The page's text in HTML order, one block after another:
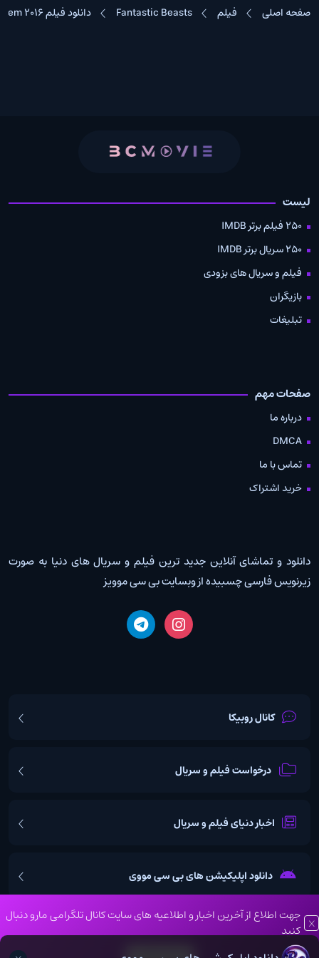
صفحه اصلی فیلم Fantastic Beasts دانلود فیلم Fantastic Beasts and Where to Find Them 2016
جهت اطلاع از آخرین اخبار و اطلاعیه های سایت کانال تلگرامی مارو دنبال
کنید
لیست
250 فیلم برتر IMDB
250 سریال برتر IMDB
فیلم و سریال های بزودی
بازیگران
تبلیغات
صفحات مهم
درباره ما
DMCA
تماس با ما
خرید اشتراک
دانلود و تماشای آنلاین جدید ترین فیلم و سریال های دنیا به صورت
زیرنویس فارسی چسبیده از وبسایت بی سی موویز
کانال روبیکا
درخواست فیلم و سریال
اخبار دنیای فیلم و سریال
دانلود اپلیکیشن های بی سی مووی
تمامی حقوق مادی و معنوی این وبسایت نزد بی سی موویز محفوظ می